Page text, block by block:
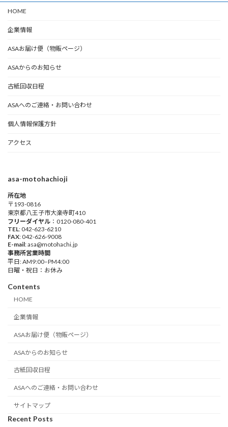
HOME
企業情報
ASAお届け便（物販ページ）
ASAからのお知らせ
古紙回収日程
ASAへのご連絡・お問い合わせ
個人情報保護方針
アクセス
asa-motohachioji
所在地
〒193-0816
東京都八王子市大楽寺町410
フリーダイヤル ：0120-080-401
TEL: 042-623-6210
FAX: 042-626-9008
E-mail: asa@motohachi.jp
事務所営業時間
平日: AM9:00–PM4:00
日曜・祝日：お休み
Contents
HOME
企業情報
ASAお届け便（物販ページ）
ASAからのお知らせ
古紙回収日程
ASAへのご連絡・お問い合わせ
サイトマップ
Recent Posts